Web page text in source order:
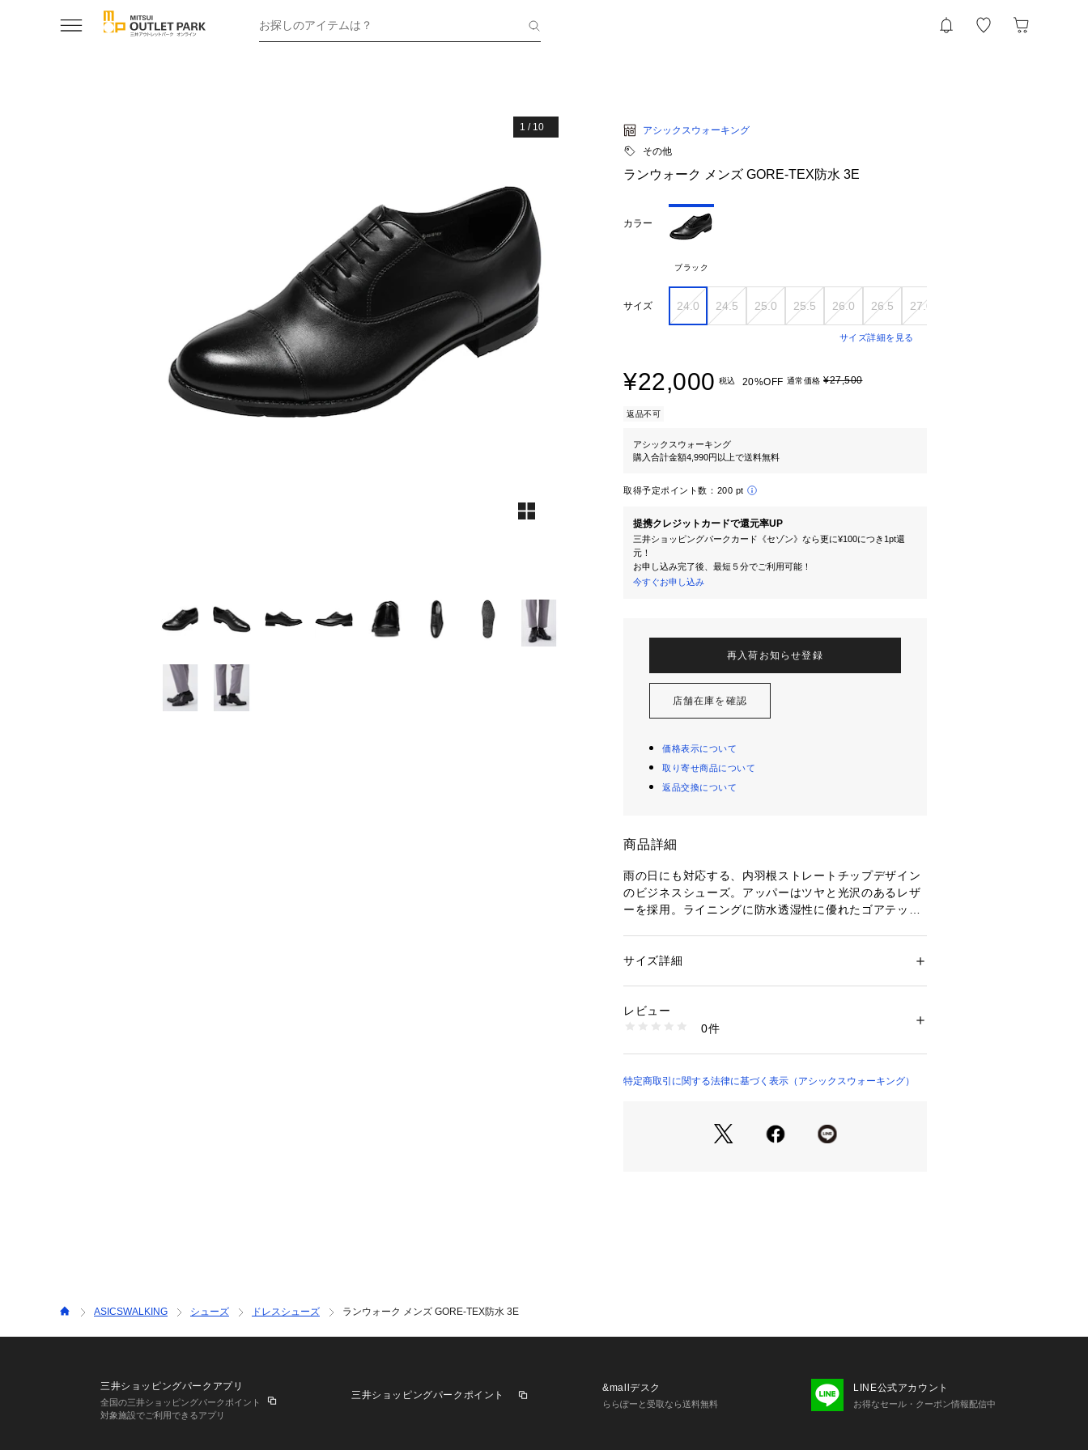
お探しのアイテムは？
1 / 10
アシックスウォーキング
その他
ランウォーク メンズ GORE-TEX防水 3E
カラー
ブラック
サイズ 24.0 24.5 25.0 25.5 26.0 26.5 27.0
サイズ詳細を見る
¥22,000 税込 20%OFF 通常価格 ¥27,500
返品不可
アシックスウォーキング
購入合計金額4,990円以上で送料無料
取得予定ポイント数： 200 pt
提携クレジットカードで還元率UP
三井ショッピングパークカード《セゾン》なら更に¥100につき1pt還
元！
お申し込み完了後、最短５分でご利用可能！
今すぐお申し込み
再入荷お知らせ登録
店舗在庫を確認
価格表示について
取り寄せ商品について
返品交換について
商品詳細
雨の日にも対応する、内羽根ストレートチップデザイン
のビジネスシューズ。アッパーはツヤと光沢のあるレザ
ーを採用。ライニングに防水透湿性に優れたゴアテック
を搭載。3Eラウンドラスト。ゆったりとしながらもスタ
性別：メンズ
商品番号：
WR613T-90 （ショップ）
サイズ詳細
レビュー
0件
特定商取引に関する法律に基づく表示（アシックスウォーキング）
ASICSWALKING シューズ ドレスシューズ ランウォーク メンズ GORE-TEX防水 3E
三井ショッピングパークアプリ
全国の三井ショッピングパークポイント
対象施設でご利用できるアプリ
三井ショッピングパークポイント
&mallデスク
ららぽーと受取なら送料無料
LINE公式アカウント
お得なセール・クーポン情報配信中